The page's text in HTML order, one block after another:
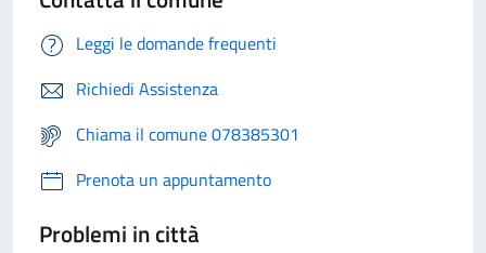
Leggi le domande frequenti
Richiedi Assistenza
Chiama il comune 078385301
Prenota un appuntamento
Problemi in città